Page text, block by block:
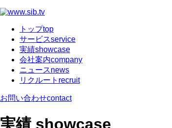
トップtop
サービスservice
実績showcase
会社案内company
ニュースnews
リクルート recruit
お問い合わせcontact
実績 showcase